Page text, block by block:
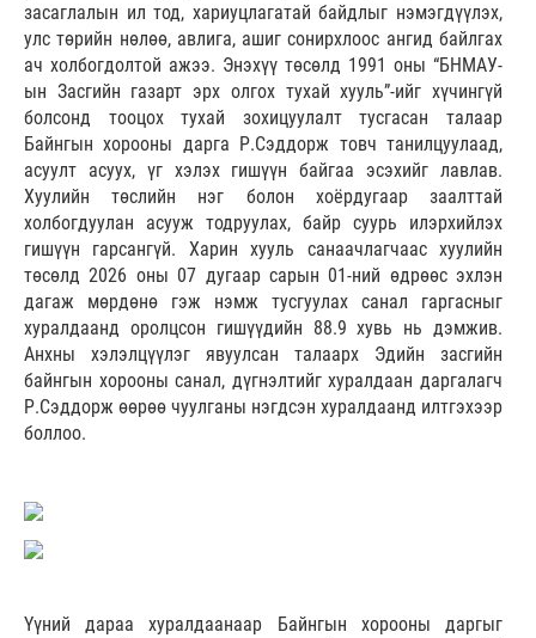
засаглалын ил тод, хариуцлагатай байдлыг нэмэгдүүлэх,
улс төрийн нөлөө, авлига, ашиг сонирхлоос ангид байлгах
ач холбогдолтой ажээ. Энэхүү төсөлд 1991 оны “БНМАУ-
ын Засгийн газарт эрх олгох тухай хууль”-ийг хүчингүй
болсонд тооцох тухай зохицуулалт тусгасан талаар
Байнгын хорооны дарга Р.Сэддорж товч танилцуулаад,
асуулт асуух, үг хэлэх гишүүн байгаа эсэхийг лавлав.
Хуулийн төслийн нэг болон хоёрдугаар заалттай
холбогдуулан асууж тодруулах, байр суурь илэрхийлэх
гишүүн гарсангүй. Харин хууль санаачлагчаас хуулийн
төсөлд 2026 оны 07 дугаар сарын 01-ний өдрөөс эхлэн
дагаж мөрдөнө гэж нэмж тусгуулах санал гаргасныг
хуралдаанд оролцсон гишүүдийн 88.9 хувь нь дэмжив.
Анхны хэлэлцүүлэг явуулсан талаарх Эдийн засгийн
байнгын хорооны санал, дүгнэлтийг хуралдаан даргалагч
Р.Сэддорж өөрөө чуулганы нэгдсэн хуралдаанд илтгэхээр
боллоо.
Үүний дараа хуралдаанаар Байнгын хорооны даргыг